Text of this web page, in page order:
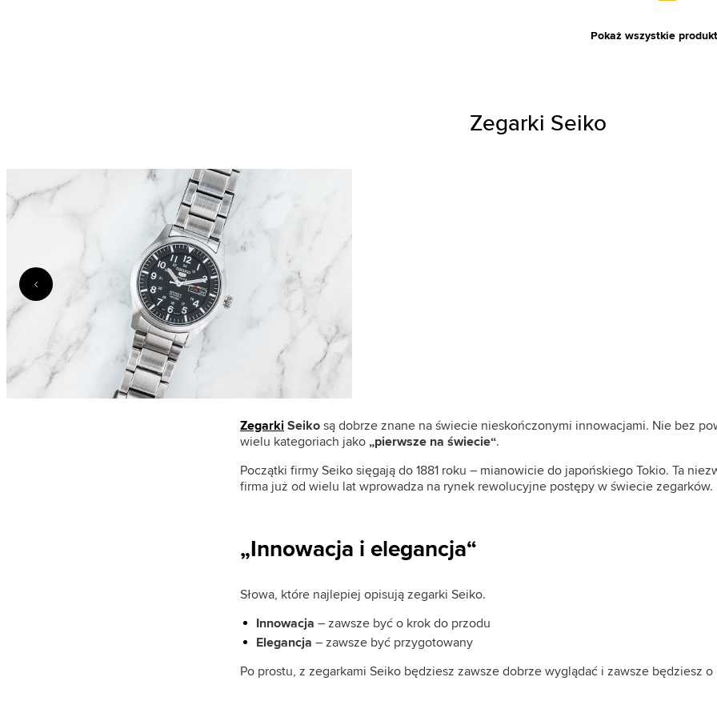
Pokaż wszystkie
Michael Kors (1127)
MVMT (189)
Nine West (134)
Nixon (1)
Olivia Burton (84)
Orient (518)
Paul Hewitt (65)
Paul McNeal (63)
Zegarki Seiko
ZegarkiSeikosą dobrze znane na świecie nieskończonymi innowacjami. Nie bez
wielu kategoriach jako„pierwsze na świecie“.
Początki firmy Seiko sięgają do 1881 roku – mianowicie do japońskiego Tokio. Ta
firma już od wielu lat wprowadza na rynek rewolucyjne postępy w świecie zegarków.
„Innowacja i elegancja“
Słowa, które najlepiej opisują zegarki Seiko.
Innowacja – zawsze być o krok do przodu
Elegancja – zawsze być przygotowany
Po prostu, z zegarkami Seiko będziesz zawsze dobrze wyglądać i zawsze będziesz